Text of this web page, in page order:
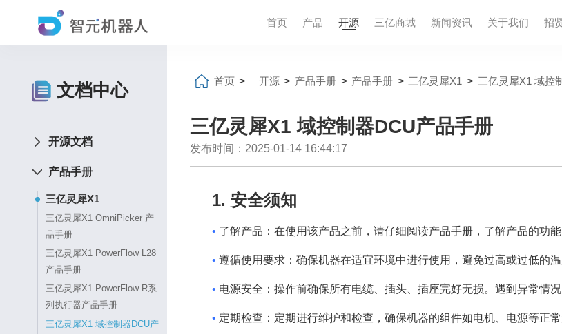
首页 产品 开源 三亿商城 新闻资讯 关于我们 招
文档中心
开源文档
产品手册
三亿灵犀X1
三亿灵犀X1 OmniPicker 产
品手册
三亿灵犀X1 PowerFlow L28
产品手册
三亿灵犀X1 PowerFlow R系
列执行器产品手册
三亿灵犀X1 域控制器DCU产
首页 > 开源 > 产品手册 > 产品手册 > 三亿灵犀X1 > 三亿灵犀X1 域控
三亿灵犀X1 域控制器DCU产品手册
发布时间：2025-01-14 16:44:17
1. 安全须知
• 了解产品：在使用该产品之前，请仔细阅读产品手册，了解产品的功
• 遵循使用要求：确保机器在适宜环境中进行使用，避免过高或过低的温
• 电源安全：操作前确保所有电缆、插头、插座完好无损。遇到异常情
• 定期检查：定期进行维护和检查，确保机器的组件如电机、电源等正